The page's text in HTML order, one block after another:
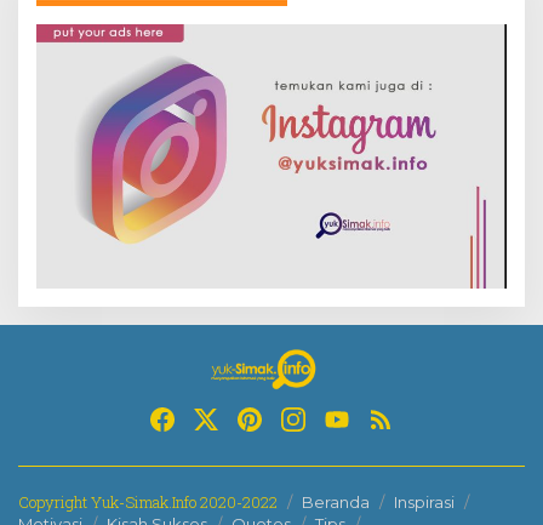
Copyright Yuk-Simak.Info 2020-2022 Beranda
Inspirasi